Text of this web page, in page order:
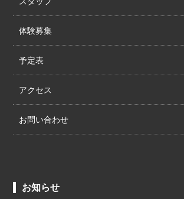
体験募集
予定表
アクセス
お問い合わせ
お知らせ